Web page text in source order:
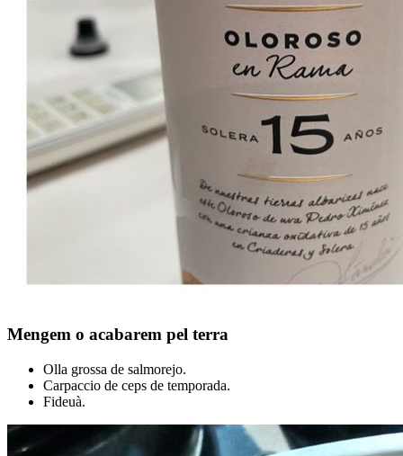
Mengem o acabarem pel terra
Olla grossa de salmorejo.
Carpaccio de ceps de temporada.
Fideuà.